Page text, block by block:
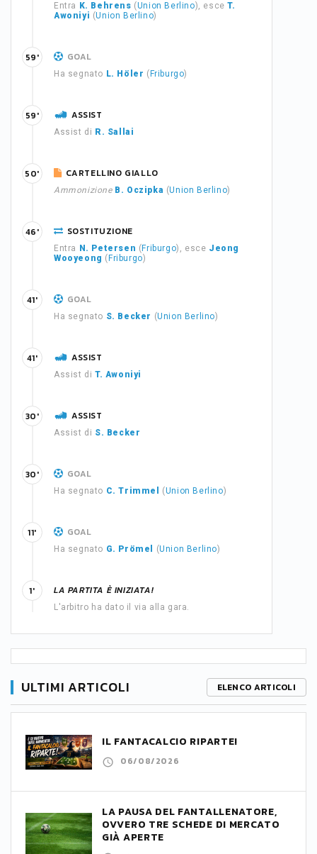
Entra K. Behrens (Union Berlino), esceT.
Awoniyi (Union Berlino)
GOAL
Ha segnato L. Höler ( Friburgo)
59'
ASSIST
Assist di R. Sallai
59'
CARTELLINO GIALLO
Ammonizione B. Oczipka (Union Berlino)
50'
SOSTITUZIONE
Entra N. Petersen ( Friburgo), esce Jeong
Wooyeong ( Friburgo)
46'
GOAL
Ha segnato S. Becker (Union Berlino)
41'
ASSIST
Assist di T. Awoniyi
41'
ASSIST
Assist di S. Becker
30'
GOAL
Ha segnato C. Trimmel (Union Berlino)
30'
GOAL
Ha segnato G. Prömel (Union Berlino)
11'
LA PARTITA È INIZIATA!
L'arbitro ha dato il via alla gara.
1'
ULTIMI ARTICOLI ELENCO ARTICOLI
IL FANTACALCIO RIPARTE!
06/08/2026
LA PAUSA DEL FANTALLENATORE,
OVVERO TRE SCHEDE DI MERCATO
GIÀ APERTE